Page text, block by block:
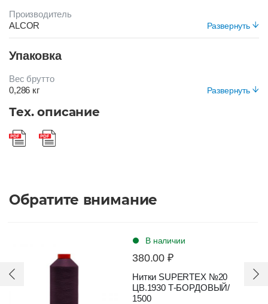
Развернуть
Производитель
ALCOR
КОРИЧНЕВЫЙ
Упаковка
Развернуть
Вес брутто
0,286 кг
Вид упаковки
Тех. описание
Обратите внимание
В наличии
380.00 ₽
Нитки SUPERTEX №20
ЦВ.1930 Т-БОРДОВЫЙ/
1500